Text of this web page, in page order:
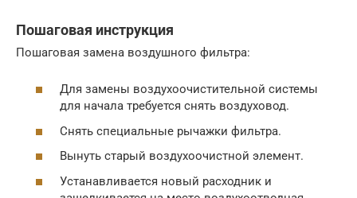
Пошаговая инструкция
Пошаговая замена воздушного фильтра:
Для замены воздухоочистительной системы
для начала требуется снять воздуховод.
Снять специальные рычажки фильтра.
Вынуть старый воздухоочистной элемент.
Устанавливается новый расходник и